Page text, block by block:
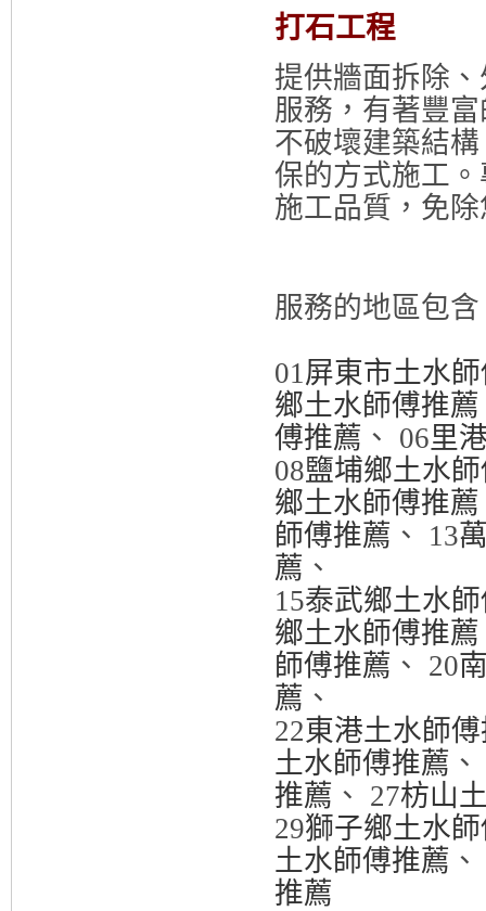
打石工程
提供牆面拆除
服務，有著豐
不破壞建築結
保的方式施工
施工品質，免
服務的地區包含
01屏東市土水
鄉土水師傅推薦
傅推薦 、 06里
08鹽埔鄉土水
鄉土水師傅推薦
師傅推薦 、 13
薦 、
15泰武鄉土水
鄉土水師傅推薦
師傅推薦 、 20
薦 、
22東港土水師
土水師傅推薦
推薦 、 27枋山
29獅子鄉土水
土水師傅推薦
推薦